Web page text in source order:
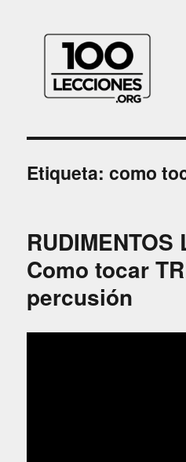
Etiqueta:como
Como tocar
percusión